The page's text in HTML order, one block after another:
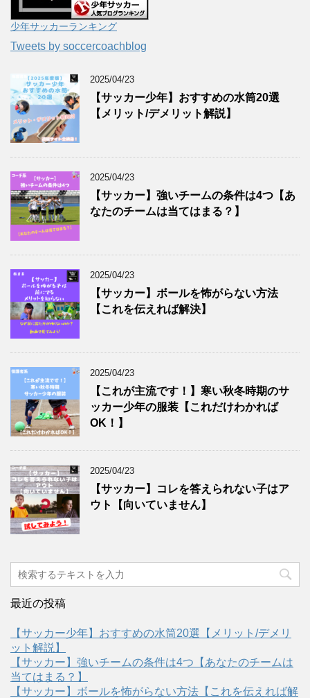
少年サッカーランキング
Tweets by soccercoachblog
2025/04/23
【サッカー少年】おすすめの水筒20選
【メリット/デメリット解説】
2025/04/23
【サッカー】強いチームの条件は4つ【あ
なたのチームは当てはまる？】
2025/04/23
【サッカー】ボールを怖がらない方法
【これを伝えれば解決】
2025/04/23
【これが主流です！】寒い秋冬時期のサ
ッカー少年の服装【これだけわかれば
OK！】
2025/04/23
【サッカー】コレを答えられない子はア
ウト【向いていません】
最近の投稿
【サッカー少年】おすすめの水筒20選【メリット/デメリ
ット解説】
【サッカー】強いチームの条件は4つ【あなたのチームは
当てはまる？】
【サッカー】ボールを怖がらない方法【これを伝えれば解